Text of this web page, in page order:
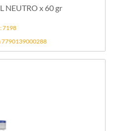
NEUTRO x 60 gr
7198
7790139000288